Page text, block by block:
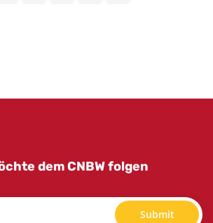
dem CNBW folgen
Submit